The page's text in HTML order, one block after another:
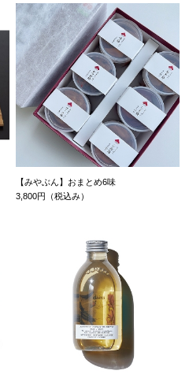
【みやぶん】おまとめ6味
3,800円（税込み）